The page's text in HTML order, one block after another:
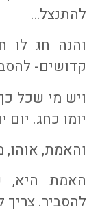
להתנצל…
והנה חג לו
קדושים-
ויש מי שכל
יומו כחג. יום
והאמת,
האמת היא,
להסביר.